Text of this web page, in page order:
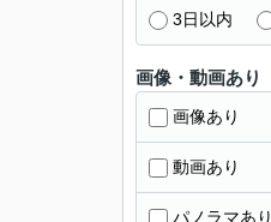
3日以内
画像・動画あり
画像あり
動画あり
パノラマあり